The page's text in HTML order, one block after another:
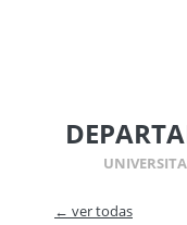
← ver todas